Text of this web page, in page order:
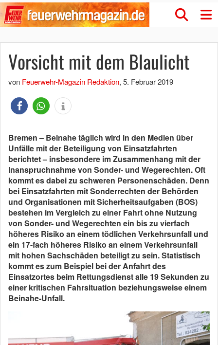
Vor­sicht mit dem Blau­licht
von Feuerwehr-Magazin Redaktion, 5. Februar 2019
Bremen – Beinahe täglich wird in den Medien über
Unfälle mit der Beteiligung von Einsatzfahrten
berichtet – insbesondere im Zusammenhang mit der
Inanspruchnahme von Sonder- und Wegerechten. Oft
kommt es dabei zu schweren Personenschäden. Denn
bei Einsatzfahrten mit Sonderrechten der Behörden
und Organisationen mit Sicherheitsaufgaben (BOS)
bestehen im Vergleich zu einer Fahrt ohne Nutzung
von Sonder- und Wegerechten ein bis zu vierfach
höheres Risiko an einem tödlichen Verkehrsunfall und
ein 17-fach höheres Risiko an einem Verkehrsunfall
mit hohen Sachschäden beteiligt zu sein. Statistisch
kommt es zum Beispiel bei der Anfahrt des
Einsatzortes beim Rettungsdienst alle 19 Sekunden zu
einer kritischen Fahrsituation beziehungsweise einem
Beinahe-Unfall.